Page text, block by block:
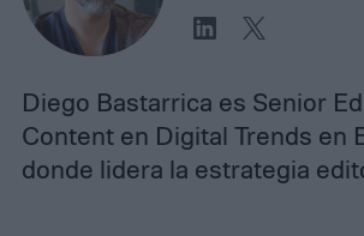
Diego Bastarrica es Senior
Content en Digital Trends en
donde lidera la estrategia